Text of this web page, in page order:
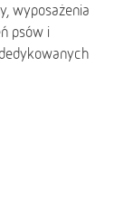
wyposażenia
psów i